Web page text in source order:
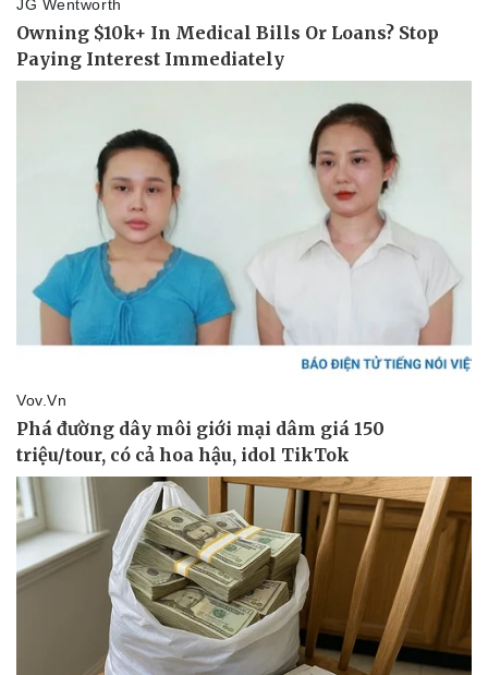
Văn hóa
Sân khấu - Điện ảnh
Văn học
Âm nhạc
Di sản
Giải trí
Nghệ sĩ
Thời trang
Sao Việt